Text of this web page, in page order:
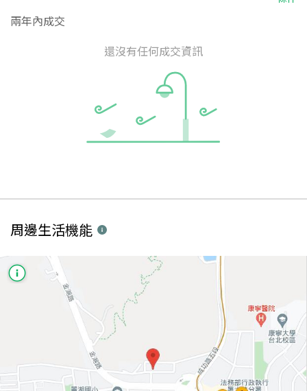
兩年內成交
還沒有任何成交資訊
周邊生活機能